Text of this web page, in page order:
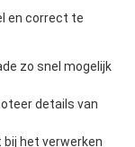
en correct te
zo snel mogelijk
details van
bij het verwerken